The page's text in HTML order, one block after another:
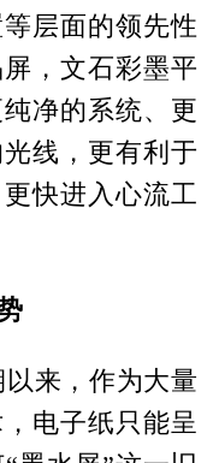
层面的领先性
，文石彩墨平
净的系统、更
线，更有利于
快进入心流工
来，作为大量
电子纸只能呈